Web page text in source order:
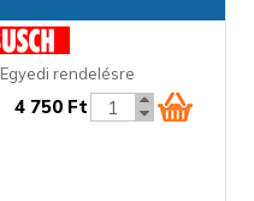
Egyedi rendelésre
4 750 Ft